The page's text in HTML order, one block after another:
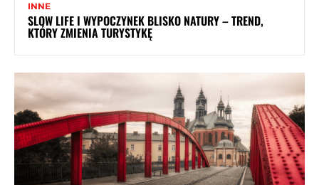
INNE
SLOW LIFE I WYPOCZYNEK BLISKO NATURY – TREND,
KTÓRY ZMIENIA TURYSTYKĘ